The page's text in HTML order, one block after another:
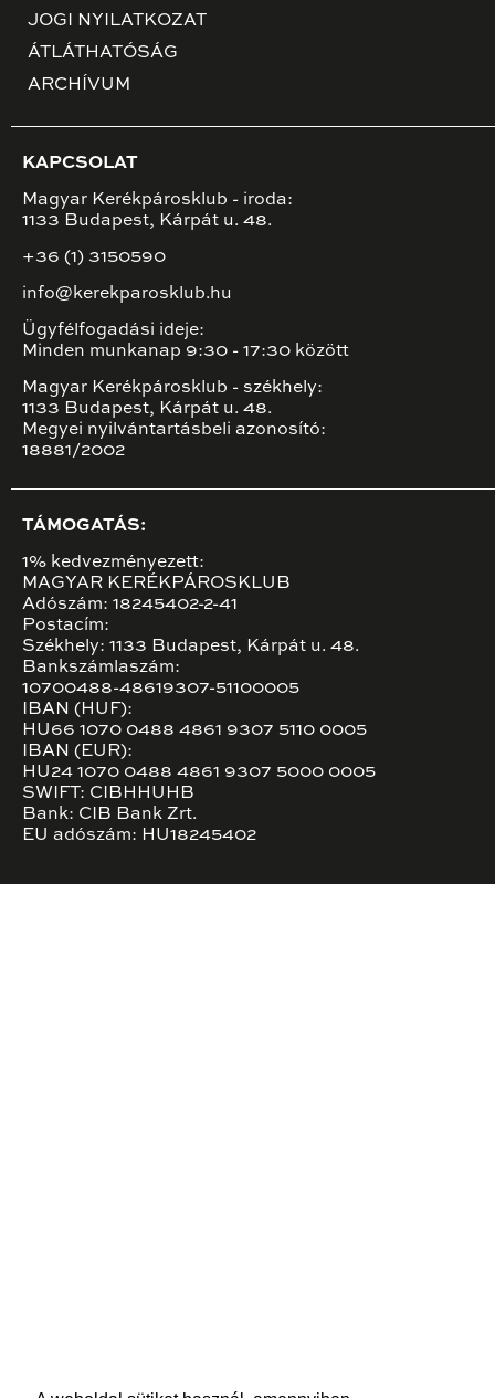
JOGI NYILATKOZAT
ÁTLÁTHATÓSÁG
ARCHÍVUM
KAPCSOLAT
Magyar Kerékpárosklub - iroda:
1133 Budapest, Kárpát u. 48.
+36 (1) 3150590
info@kerekparosklub.hu
Ügyfélfogadási ideje:
Minden munkanap 9:30 - 17:30 között
Magyar Kerékpárosklub - székhely:
1133 Budapest, Kárpát u. 48.
Megyei nyilvántartásbeli azonosító:
18881/2002
TÁMOGATÁS:
1% kedvezményezett:
MAGYAR KERÉKPÁROSKLUB
Adószám: 18245402-2-41
Postacím:
Székhely: 1133 Budapest, Kárpát u. 48.
Bankszámlaszám:
10700488-48619307-51100005
IBAN (HUF):
HU66 1070 0488 4861 9307 5110 0005
IBAN (EUR):
HU24 1070 0488 4861 9307 5000 0005
SWIFT: CIBHHUHB
Bank: CIB Bank Zrt.
EU adószám: HU18245402